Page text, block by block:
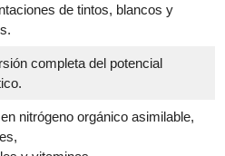
de tintos, blancos y
completa del potencial
nitrógeno orgánico asimilable,